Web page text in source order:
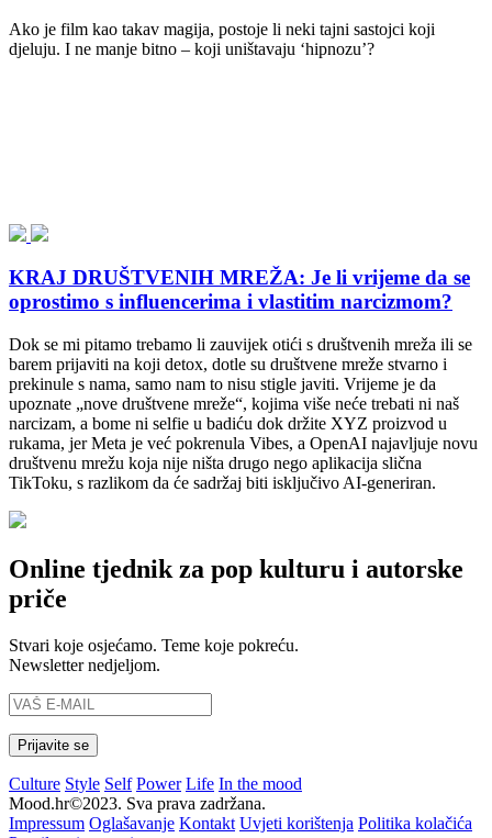
Ako je film kao takav magija, postoje li neki tajni sastojci koji
djeluju. I ne manje bitno – koji uništavaju ‘hipnozu’?
KRAJ DRUŠTVENIH MREŽA: Je li vrijeme da se
oprostimo s influencerima i vlastitim narcizmom?
Dok se mi pitamo trebamo li zauvijek otići s društvenih mreža ili se
barem prijaviti na koji detox, dotle su društvene mreže stvarno i
prekinule s nama, samo nam to nisu stigle javiti. Vrijeme je da
upoznate „nove društvene mreže“, kojima više neće trebati ni naš
narcizam, a bome ni selfie u badiću dok držite XYZ proizvod u
rukama, jer Meta je već pokrenula Vibes, a OpenAI najavljuje novu
društvenu mrežu koja nije ništa drugo nego aplikacija slična
TikToku, s razlikom da će sadržaj biti isključivo AI-generiran.
Online tjednik za pop kulturu i autorske
priče
Stvari koje osjećamo. Teme koje pokreću.
Newsletter nedjeljom.
Culture Style Self Power Life In the mood
Mood.hr©2023. Sva prava zadržana.
Impressum Oglašavanje Kontakt Uvjeti korištenja Politika kolačića